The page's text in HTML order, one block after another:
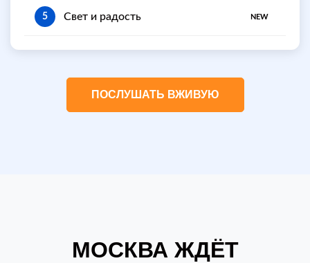
5 Свет и радость NEW
ПОСЛУШАТЬ ВЖИВУЮ
МОСКВА ЖДЁТ